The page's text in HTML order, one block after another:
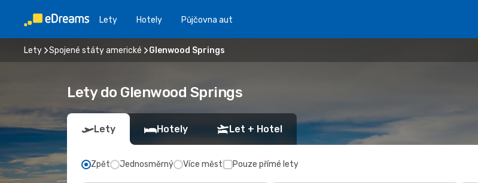
Lety Hotely Půjčovna aut
Lety Spojené státy americké Glenwood Springs
Lety do Glenwood Springs
Lety Hotely Let + Hotel
Zpět Jednosměrný Více měst Pouze přímé lety